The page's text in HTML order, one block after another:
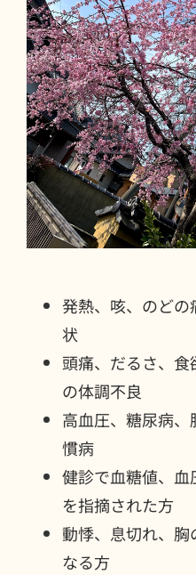
発熱、咳、のど
状
頭痛、だるさ、
の体調不良
高血圧、糖尿病
慣病
健診で血糖値、
を指摘された方
動悸、息切れ、
なる方